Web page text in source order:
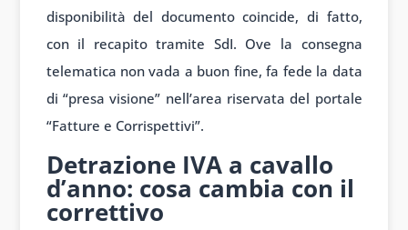
disponibilità del documento coincide, di fatto,
con il recapito tramite SdI. Ove la consegna
telematica non vada a buon fine, fa fede la data
di “presa visione” nell’area riservata del portale
“Fatture e Corrispettivi”.
Detrazione IVA a cavallo
d’anno: cosa cambia con il
correttivo